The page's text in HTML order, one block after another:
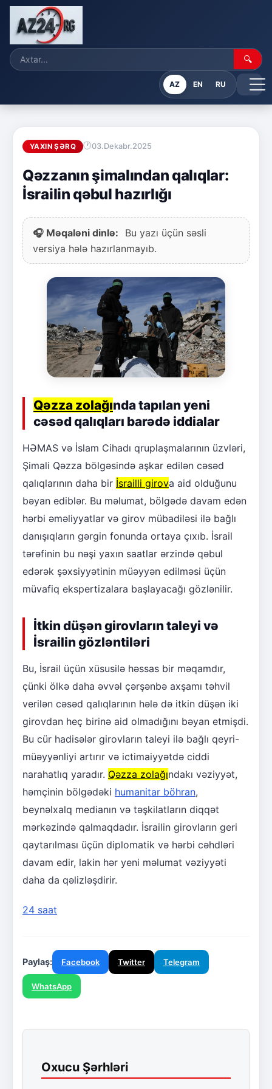
🔍
AZ EN RU
YAXIN ŞƏRQ 03.Dekabr.2025
Qəzzanın şimalından qalıqlar:
İsrailin qəbul hazırlığı
🎧 Məqaləni dinlə:
Bu yazı üçün səsli
versiya hələ hazırlanmayıb.
Qəzza zolağında tapılan yeni
cəsəd qalıqları barədə iddialar
HƏMAS və İslam Cihadı qruplaşmalarının üzvləri,
Şimali Qəzza bölgəsində aşkar edilən cəsəd
qalıqlarının daha bir İsrailli girova aid olduğunu
bəyan ediblər. Bu məlumat, bölgədə davam edən
hərbi əməliyyatlar və girov mübadiləsi ilə bağlı
danışıqların gərgin fonunda ortaya çıxıb. İsrail
tərəfinin bu nəşi yaxın saatlar ərzində qəbul
edərək şəxsiyyətinin müəyyən edilməsi üçün
müvafiq ekspertizalara başlayacağı gözlənilir.
İtkin düşən girovların taleyi və
İsrailin gözləntiləri
Bu, İsrail üçün xüsusilə həssas bir məqamdır,
çünki ölkə daha əvvəl çərşənbə axşamı təhvil
verilən cəsəd qalıqlarının hələ də itkin düşən iki
girovdan heç birinə aid olmadığını bəyan etmişdi.
Bu cür hadisələr girovların taleyi ilə bağlı qeyri-
müəyyənliyi artırır və ictimaiyyətdə ciddi
narahatlıq yaradır. Qəzza zolağındakı vəziyyət,
həmçinin bölgədəki humanitar böhran,
beynəlxalq medianın və təşkilatların diqqət
mərkəzində qalmaqdadır. İsrailin girovların geri
qaytarılması üçün diplomatik və hərbi cəhdləri
davam edir, lakin hər yeni məlumat vəziyyəti
daha da qəlizləşdirir.
24 saat
Paylaş: Facebook Twitter Telegram
WhatsApp
Oxucu Şərhləri